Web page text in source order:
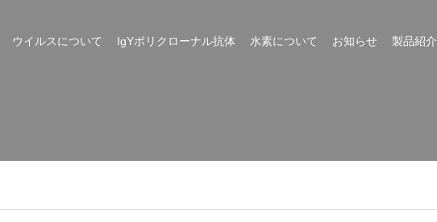
ウイルスについて IgYポリクローナル抗体 水素について お知らせ 製品紹介